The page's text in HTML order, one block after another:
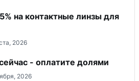
на контактные линзы для
2026
- оплатите долями
2026